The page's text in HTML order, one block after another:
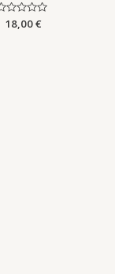
Rated
18,00€